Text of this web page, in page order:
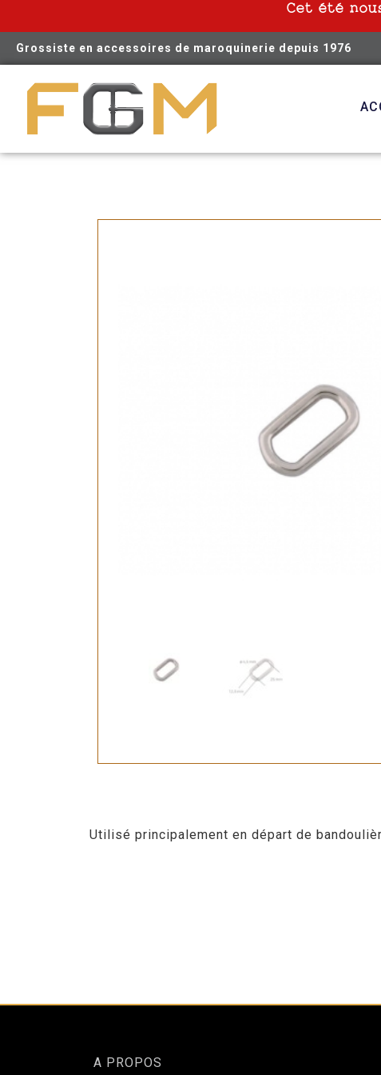
Cet été
Grossiste en accessoires de maroquinerie depuis 1976
Utilisé principalement en départ de
A PROPOS